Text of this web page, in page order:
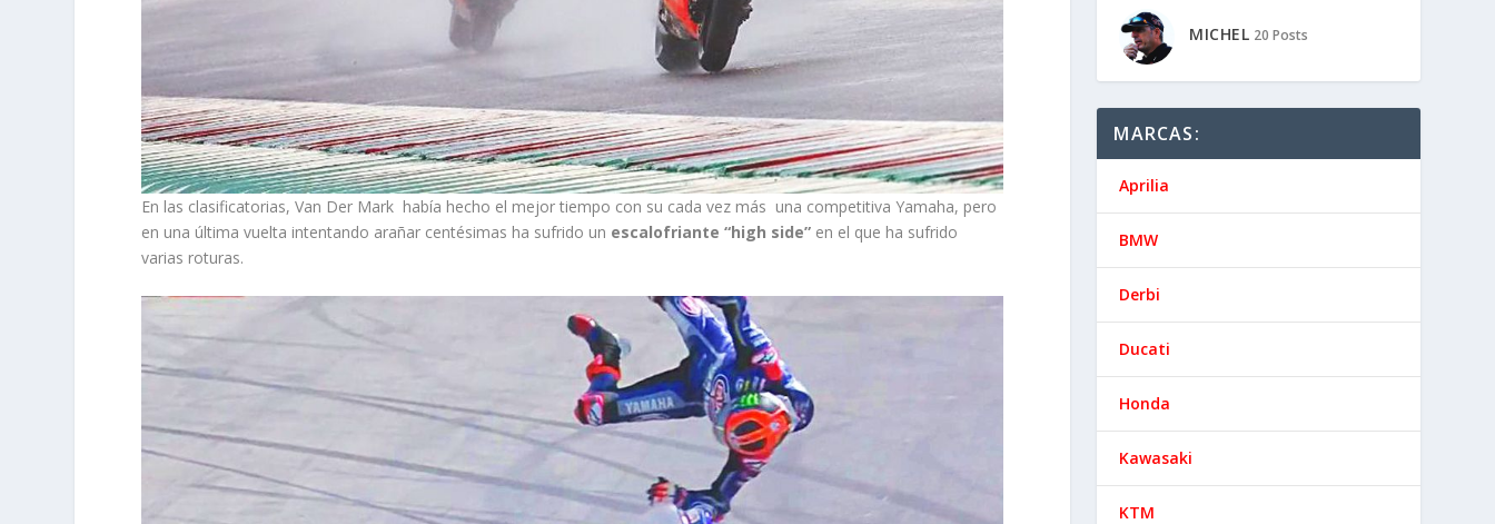
En las clasificatorias, Van Der Mark había hecho el mejor tiempo con su cada vez más una competitiva Yamaha, pero
en una última vuelta intentando arañar centésimas ha sufrido un escalofriante “high side” en el que ha sufrido
varias roturas.
MICHEL 20 Posts
MARCAS:
Aprilia
BMW
Derbi
Ducati
Honda
Kawasaki
KTM